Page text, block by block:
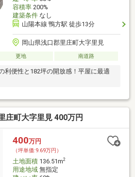
容積率200%
建築条件なし
山陽本線 鴨方駅 徒歩13分
岡山県浅口郡里庄町大字里見
更地 南道路
利便性と182坪の開放感！平屋に最適
庄町大字里見 400万円
400万円
（坪単価:9.69万円）
土地面積136.51m2
用途地域無指定